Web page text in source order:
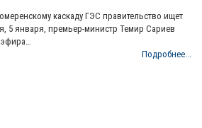
каскаду ГЭС правительство ищет
5 января, премьер-министр Темир Сариев
Подробнее...